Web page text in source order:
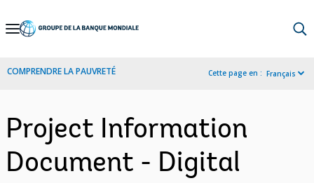
Skip
Navigation
COMPRENDRE LA PAUVRETÉ Cette page en : Français
Project Information
Document - Digital